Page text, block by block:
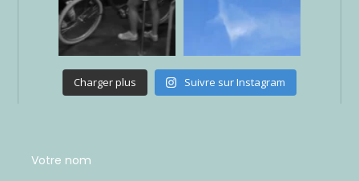
Charger plus Suivre sur Instagram